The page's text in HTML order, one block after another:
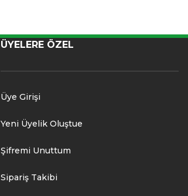
ÜYELERE ÖZEL
Üye Girişi
Yeni Üyelik Oluştue
Şifremi Unuttum
Sipariş Takibi